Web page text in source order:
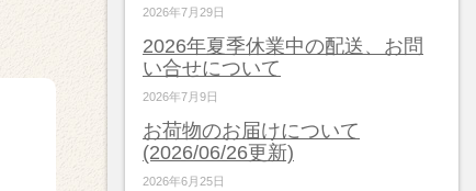
2026年7月29日
2026年夏季休業中の配送、お問
い合せについて
2026年7月9日
お荷物のお届けについて
(2026/06/26更新)
2026年6月25日